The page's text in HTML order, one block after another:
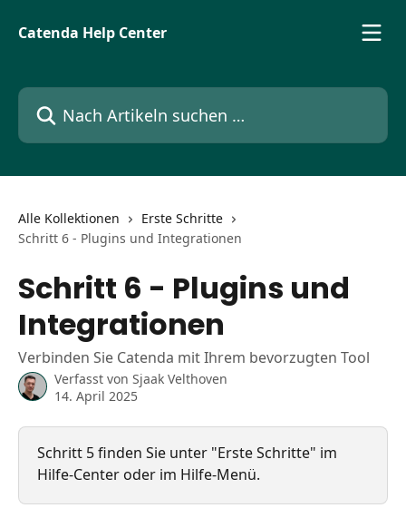
Catenda Help Center
Nach Artikeln suchen …
Alle Kollektionen
Erste Schritte
Schritt 6 - Plugins und Integrationen
Schritt 6 - Plugins und
Integrationen
Verbinden Sie Catenda mit Ihrem bevorzugten Tool
Verfasst von Sjaak Velthoven
14. April 2025
Schritt 5 finden Sie unter "Erste Schritte" im
Hilfe-Center oder im Hilfe-Menü.